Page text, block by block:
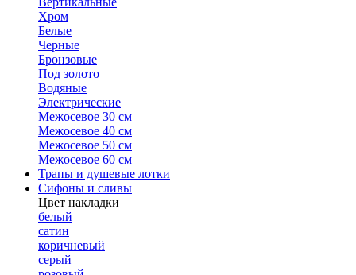
Хром
Белые
Черные
Бронзовые
Под золото
Водяные
Электрические
Межосевое 30 см
Межосевое 40 см
Межосевое 50 см
Межосевое 60 см
Трапы и душевые лотки
Сифоны и сливы
Цвет накладки
белый
сатин
коричневый
серый